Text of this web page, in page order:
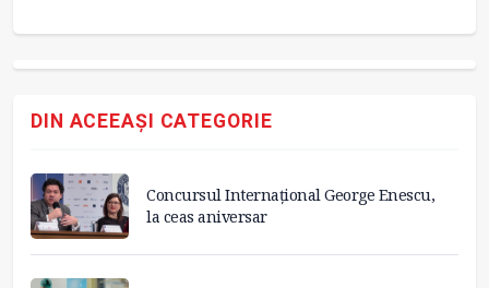
DIN ACEEAȘI CATEGORIE
Concursul Internațional George Enescu,
la ceas aniversar